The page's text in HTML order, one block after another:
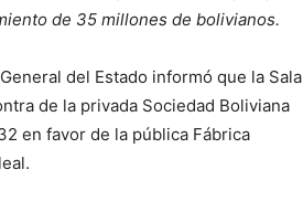
de 35 millones de bolivianos.
del Estado informó que la Sala
de la privada Sociedad Boliviana
en favor de la pública Fábrica